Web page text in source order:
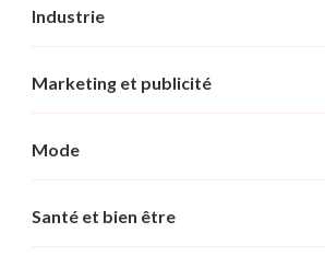
Industrie
Marketing et publicité
Mode
Santé et bien être